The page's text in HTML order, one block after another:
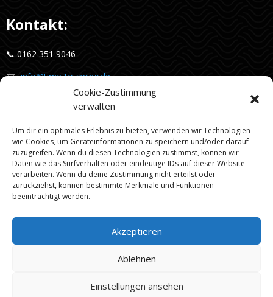
Cookie-Zustimmung
verwalten
Um dir ein optimales Erlebnis zu bieten, verwenden wir Technologien
wie Cookies, um Geräteinformationen zu speichern und/oder darauf
zuzugreifen. Wenn du diesen Technologien zustimmst, können wir
Daten wie das Surfverhalten oder eindeutige IDs auf dieser Website
verarbeiten. Wenn du deine Zustimmung nicht erteilst oder
zurückziehst, können bestimmte Merkmale und Funktionen
beeinträchtigt werden.
Akzeptieren
Ablehnen
Einstellungen ansehen
Kontakt:
📞 0162 351 9046
✉️info@time-to-swing.de
📍Neunlindenstraße 30A
79106, Freiburg im Breisgau
Schnellzugriffe:
Lerne den Tanz deines Lebens!
© Copyright 2023 - 2026